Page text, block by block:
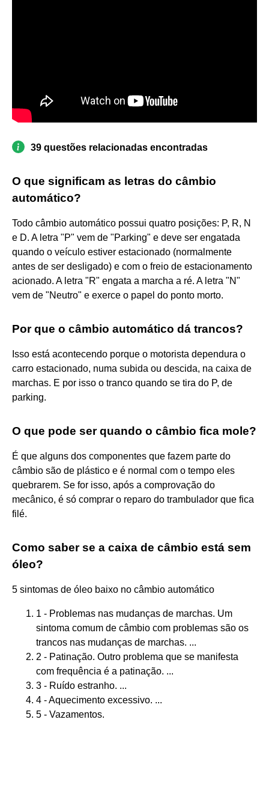
39 questões relacionadas encontradas
O que significam as letras do câmbio
automático?
Todo câmbio automático possui quatro posições: P, R, N
e D. A letra "P" vem de "Parking" e deve ser engatada
quando o veículo estiver estacionado (normalmente
antes de ser desligado) e com o freio de estacionamento
acionado. A letra "R" engata a marcha a ré. A letra "N"
vem de "Neutro" e exerce o papel do ponto morto.
Por que o câmbio automático dá trancos?
Isso está acontecendo porque o motorista dependura o
carro estacionado, numa subida ou descida, na caixa de
marchas. E por isso o tranco quando se tira do P, de
parking.
O que pode ser quando o câmbio fica mole?
É que alguns dos componentes que fazem parte do
câmbio são de plástico e é normal com o tempo eles
quebrarem. Se for isso, após a comprovação do
mecânico, é só comprar o reparo do trambulador que fica
filé.
Como saber se a caixa de câmbio está sem
óleo?
5 sintomas de óleo baixo no câmbio automático
1 - Problemas nas mudanças de marchas. Um
sintoma comum de câmbio com problemas são os
trancos nas mudanças de marchas. ...
2 - Patinação. Outro problema que se manifesta
com frequência é a patinação. ...
3 - Ruído estranho. ...
4 - Aquecimento excessivo. ...
5 - Vazamentos.